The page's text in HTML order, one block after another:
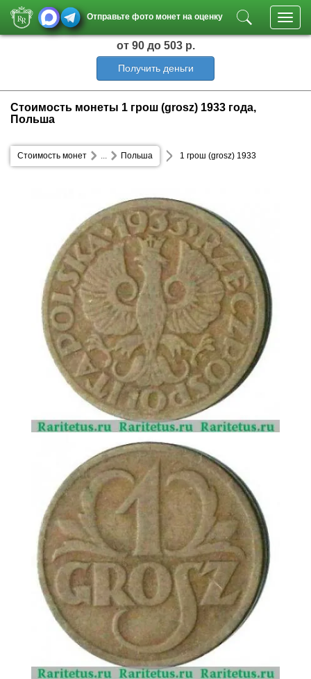
Отправьте фото монет на оценку
от 90 до 503 р.
Получить деньги
Стоимость монеты 1 грош (grosz) 1933 года,
Польша
Стоимость монет Польша
... 1 грош (grosz) 1933